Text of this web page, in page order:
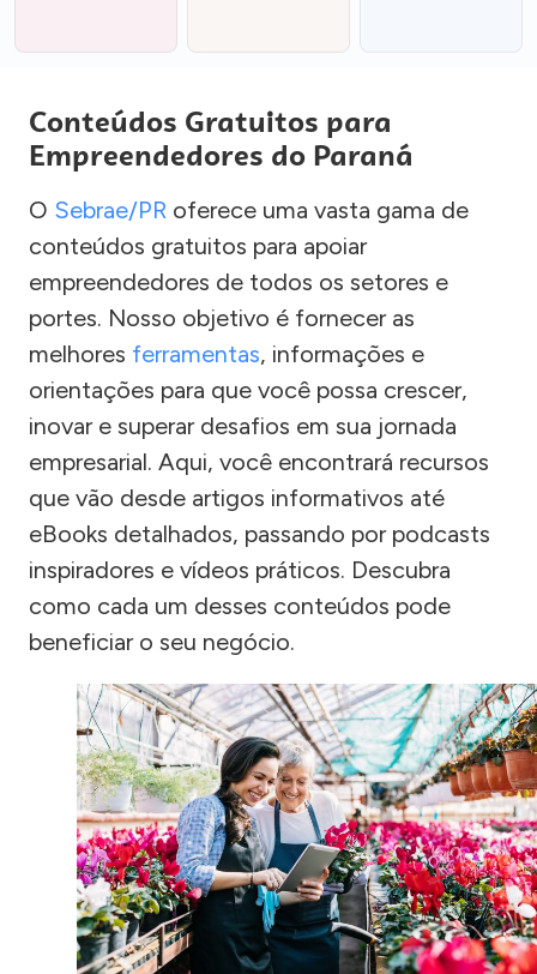
Conteúdos Gratuitos para
Empreendedores do Paraná
O Sebrae/PR oferece uma vasta gama de
conteúdos gratuitos para apoiar
empreendedores de todos os setores e
portes. Nosso objetivo é fornecer as
melhores ferramentas, informações e
orientações para que você possa crescer,
inovar e superar desafios em sua jornada
empresarial. Aqui, você encontrará recursos
que vão desde artigos informativos até
eBooks detalhados, passando por podcasts
inspiradores e vídeos práticos. Descubra
como cada um desses conteúdos pode
beneficiar o seu negócio.